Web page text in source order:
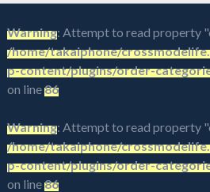
Warning: Attempt to read property
/home/takaiphone/
p-content/plugins/order-
on line86
Warning: Attempt to read property
/home/takaiphone/
p-content/plugins/order-
on line86